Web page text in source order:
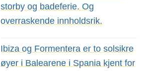
storby og badeferie. Og
overraskende innholdsrik.
Ibiza og Formentera er to solsikre
øyer i Balearene i Spania kjent for